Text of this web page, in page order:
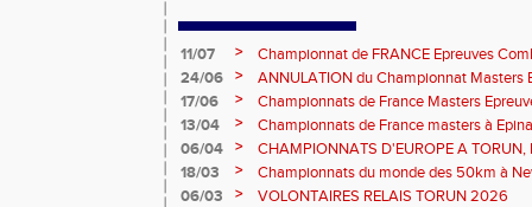
11/07 >
Championnat de FRANCE Epreuves
et Marche CHATEAUROUX
24/06 >
ANNULATION du Championnat Masters
Châteauroux les 27-28 juin
17/06 >
Championnats de France Masters
fond long
13/04 >
Championnats de France masters à
prévisionnels, montée de barres et
06/04 >
CHAMPIONNATS D'EUROPE A
18/03
>
Championnats du monde des 50km à
Sébastien DOUMENC.
06/03 >
VOLONTAIRES RELAIS TORUN 2026